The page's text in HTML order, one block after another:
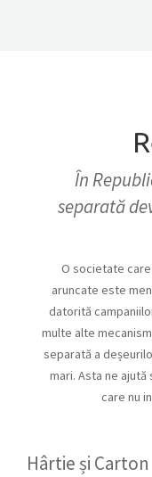
În
separată
O societate
aruncate este
datorită
multe alte
separată a
mari. Asta ne ajută
care nu
Hârtie și Carton